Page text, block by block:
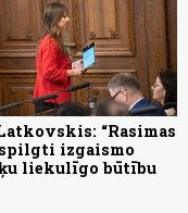
“Rasimas
izgaismo
liekulīgo būtību